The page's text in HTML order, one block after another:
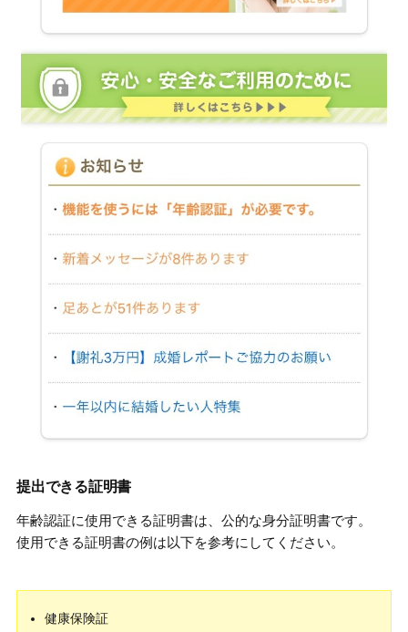
提出できる証明書
年齢認証に使用できる証明書は、公的な身分証明書です。
使用できる証明書の例は以下を参考にしてください。
健康保険証